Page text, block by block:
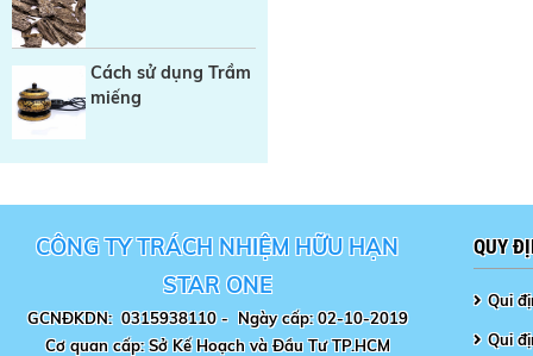
Cách sử dụng Trầm
miếng
CÔNG TY TRÁCH NHIỆM HỮU HẠN
STAR ONE
GCNĐKDN: 0315938110 - Ngày cấp: 02-10-2019
Cơ quan cấp: Sở Kế Hoạch và Đầu Tư TP.HCM
QUY
Qui
Qui